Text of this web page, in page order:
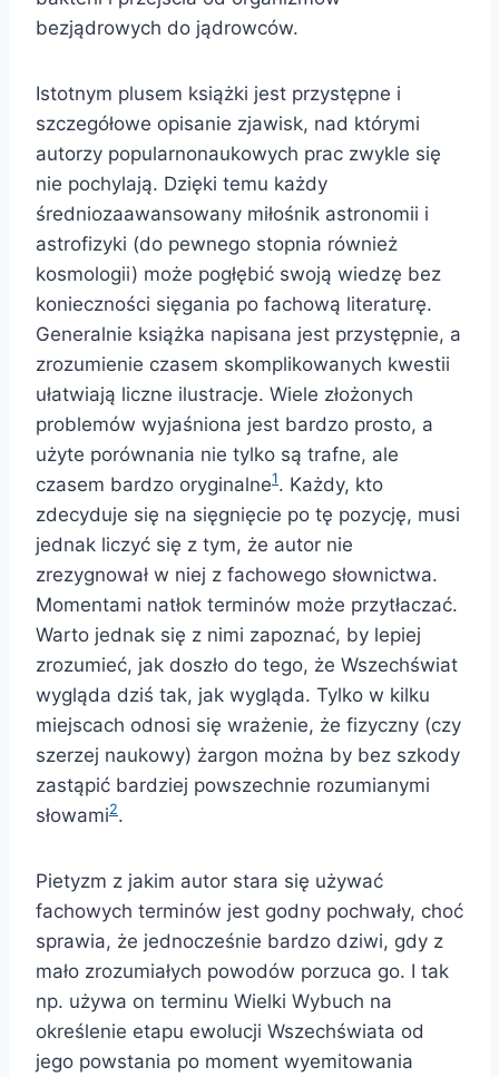
bezjądrowych do jądrowców.
Istotnym plusem książki jest przystępne i
szczegółowe opisanie zjawisk, nad którymi
autorzy popularnonaukowych prac zwykle się
nie pochylają. Dzięki temu każdy
średniozaawansowany miłośnik astronomii i
astrofizyki (do pewnego stopnia również
kosmologii) może pogłębić swoją wiedzę bez
konieczności sięgania po fachową literaturę.
Generalnie książka napisana jest przystępnie, a
zrozumienie czasem skomplikowanych kwestii
ułatwiają liczne ilustracje. Wiele złożonych
problemów wyjaśniona jest bardzo prosto, a
użyte porównania nie tylko są trafne, ale
czasem bardzo oryginalne1. Każdy, kto
zdecyduje się na sięgnięcie po tę pozycję, musi
jednak liczyć się z tym, że autor nie
zrezygnował w niej z fachowego słownictwa.
Momentami natłok terminów może przytłaczać.
Warto jednak się z nimi zapoznać, by lepiej
zrozumieć, jak doszło do tego, że Wszechświat
wygląda dziś tak, jak wygląda. Tylko w kilku
miejscach odnosi się wrażenie, że fizyczny (czy
szerzej naukowy) żargon można by bez szkody
zastąpić bardziej powszechnie rozumianymi
słowami2.
Pietyzm z jakim autor stara się używać
fachowych terminów jest godny pochwały, choć
sprawia, że jednocześnie bardzo dziwi, gdy z
mało zrozumiałych powodów porzuca go. I tak
np. używa on terminu Wielki Wybuch na
określenie etapu ewolucji Wszechświata od
jego powstania po moment wyemitowania